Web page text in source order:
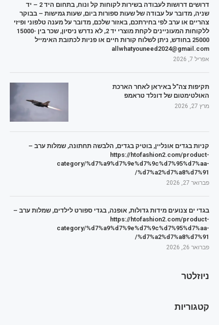
דרושים דרושות לעבודה בשירות לקוחות קל ונוח, בתחום היד 2 – יד
שניה, מדובר על עבודה של שעות ספורות ביום, שעות גמישות – בבוקר
צהריים או ערב לפי בחירתכם, באזור שלכם, מדובר על מענה טלפוני ופיזי
ללקוחות המעוניינים לקחת מוצרי יד 2, לא נדרש ניסיון, שכר בין 15000-
25000 בחודש, ניתן לשלוח קורות חיים או פניות לכתובת האימייל
allwhatyouneed2024@gmail.com
אפריל 7, 2026
תקיפות צה"ל באיראן לאחר הארכת
האולטימטום של דונלד טראמפ
מרץ 27, 2026
קניות בגדים אונליין, בוטיק בגדים, הלבשה תחתונה, שמלות ערב –
https://htofashion2.com/product-
category/%d7%a9%d7%9e%d7%9c%d7%95%d7%aa-
%d7%a2%d7%a8%d7%91/
פברואר 27, 2026
בגדי ים צנועים מידות גדולות, אופנה, בגדי ספורט לילדים, שמלות ערב –
https://htofashion2.com/product-
category/%d7%a9%d7%9e%d7%9c%d7%95%d7%aa-
%d7%a2%d7%a8%d7%91/
פברואר 26, 2026
ניוזלטר
קטגוריות